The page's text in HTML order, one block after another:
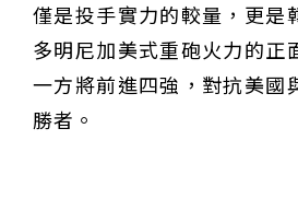
僅是投手實力的較量，更是
多明尼加美式重砲火力的正
一方將前進四強，對抗美國
勝者。